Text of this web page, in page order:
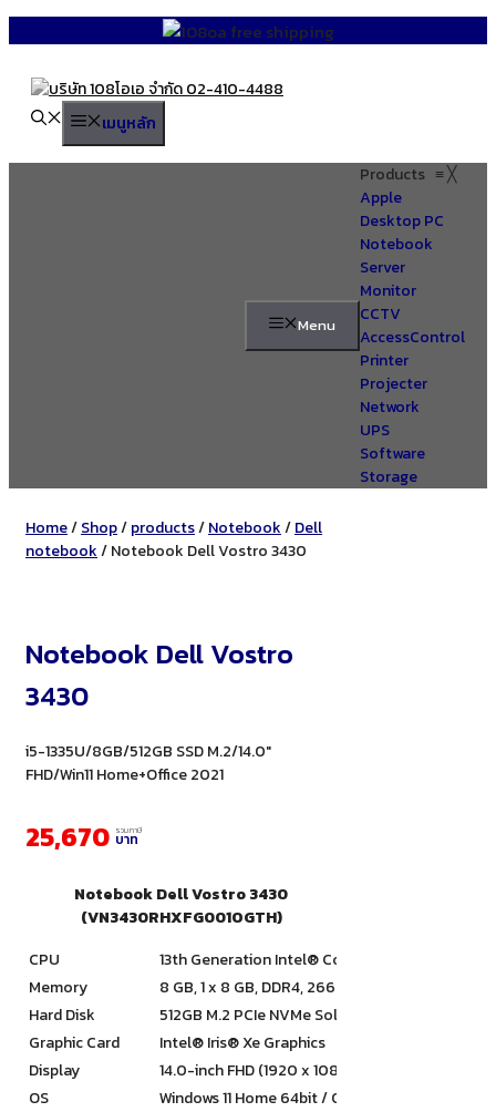
content
เมนูหลัก
Menu
Products ≡╳
Apple
Desktop PC
Notebook
Server
Monitor
CCTV
AccessControl
Printer
Projecter
Network
UPS
Software
Storage
Home/Shop/products/Notebook/Dell
notebook/ Notebook Dell Vostro 3430
Notebook Dell Vostro
3430
i5-1335U/8GB/512GB SSD M.2/14.0"
FHD/Win11 Home+Office 2021
25,670 รวมภาษี
บาท
Notebook Dell Vostro 3430
(VN3430RHXFG001OGTH)
CPU
13th Generation Intel® Core™ i5-1335U
Memory
8 GB, 1 x 8 GB, DDR4, 2666 MHz
Hard Disk
512GB M.2 PCIe NVMe Solid State Drive
Graphic Card
Intel® Iris® Xe Graphics
Display
14.0-inch FHD (1920 x 1080) Anti-Glare LED
OS
Windows 11 Home 64bit / Office Home & Student